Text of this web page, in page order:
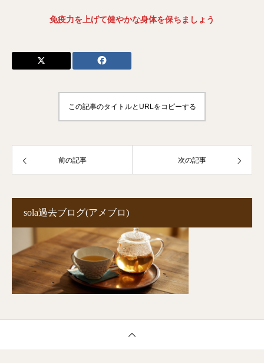
免疫力を上げて健やかな身体を保ちましょう
この記事のタイトルとURLをコピーする
前の記事 次の記事
sola過去ブログ(アメブロ)